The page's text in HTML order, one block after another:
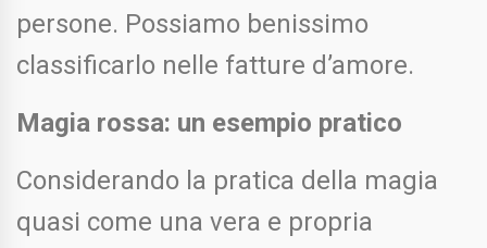
persone. Possiamo benissimo
classificarlo nelle fatture d’amore.
Magia rossa: un esempio pratico
Considerando la pratica della magia
quasi come una vera e propria